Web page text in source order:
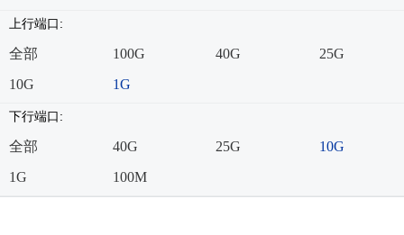
上行端口:
全部 100G 40G
25G
10G
1G
下行端口:
全部 40G 25G
10G
1G
100M